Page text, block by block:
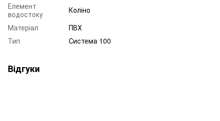
Елемент
водостоку
Коліно
Матеріал
ПВХ
Тип
Система 100
Відгуки